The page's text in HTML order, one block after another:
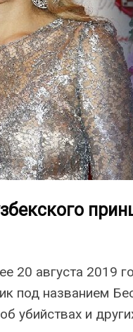
20 августа 2019
под названием
убийствах и